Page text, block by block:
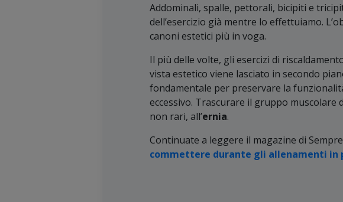
Addominali, spalle, pettorali, bicipiti e
dell’esercizio già mentre lo effettuiamo.
canoni estetici più in voga.
Il più delle volte, gli esercizi di
vista estetico viene lasciato in secondo
fondamentale per preservare la
eccessivo. Trascurare il gruppo muscolare
non rari, all’ernia.
Continuate a leggere il magazine di
commettere durante gli allenamenti in